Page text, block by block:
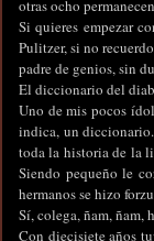
otras ocho
Si quieres empezar
Pulitzer, si no
padre de genios, sin
El diccionario del
Uno de mis pocos
indica, un
toda la historia de la
Siendo pequeño le
hermanos se hizo
Sí, colega, ñam, ñam,
Con diecisiete años